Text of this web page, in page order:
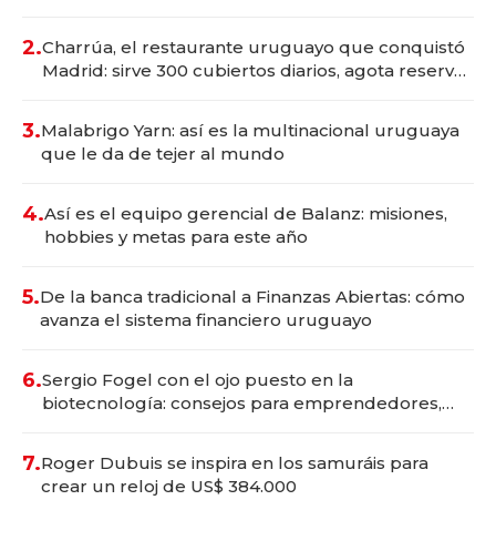
2.Charrúa, el restaurante uruguayo que conquistó
Madrid: sirve 300 cubiertos diarios, agota reservas
3.Malabrigo Yarn: así es la multinacional uruguaya
que le da de tejer al mundo
4.Así es el equipo gerencial de Balanz: misiones,
hobbies y metas para este año
5.De la banca tradicional a Finanzas Abiertas: cómo
avanza el sistema financiero uruguayo
6.Sergio Fogel con el ojo puesto en la
biotecnología: consejos para emprendedores,
7.Roger Dubuis se inspira en los samuráis para
crear un reloj de US$ 384.000